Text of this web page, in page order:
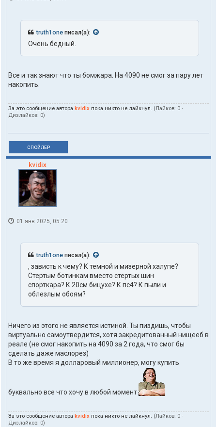
truth1one писал(а):
Очень бедный.
Все и так знают что ты бомжара. На 4090 не смог за пару лет
накопить.
За это сообщение автора kvidix пока никто не лайкнул. (Лайков: 0 ·
Дизлайков: 0)
СПОЙЛЕР
kvidix
01 янв 2025, 05:20
truth1one писал(а):
, зависть к чему? К темной и мизерной халупе?
Стертым ботинкам вместо стертых шин
спорткара? К 20см бицухе? К пс4? К пыли и
облезлым обоям?
Ничего из этого не является истиной. Ты пиздишь, чтобы
виртуально самоутвердится, хотя закредитованный нищееб в
реале (не смог накопить на 4090 за 2 года, что смог бы
сделать даже маслорез)
В то же время я долларовый миллионер, могу купить
буквально все что хочу в любой момент
За это сообщение автора kvidix пока никто не лайкнул. (Лайков: 0 ·
Дизлайков: 0)